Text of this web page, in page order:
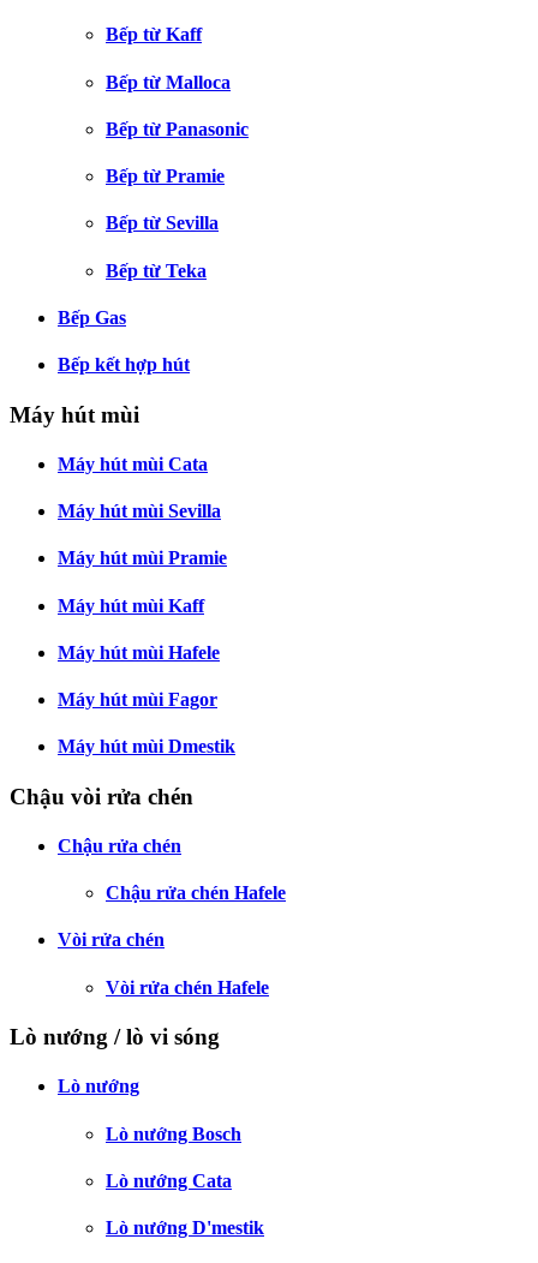
Bếp từ Kaff
Bếp từ Malloca
Bếp từ Panasonic
Bếp từ Pramie
Bếp từ Sevilla
Bếp từ Teka
Bếp Gas
Bếp kết hợp hút
Máy hút mùi
Máy hút mùi Cata
Máy hút mùi Sevilla
Máy hút mùi Pramie
Máy hút mùi Kaff
Máy hút mùi Hafele
Máy hút mùi Fagor
Máy hút mùi Dmestik
Chậu vòi rửa chén
Chậu rửa chén
Chậu rửa chén Hafele
Vòi rửa chén
Vòi rửa chén Hafele
Lò nướng / lò vi sóng
Lò nướng
Lò nướng Bosch
Lò nướng Cata
Lò nướng D'mestik